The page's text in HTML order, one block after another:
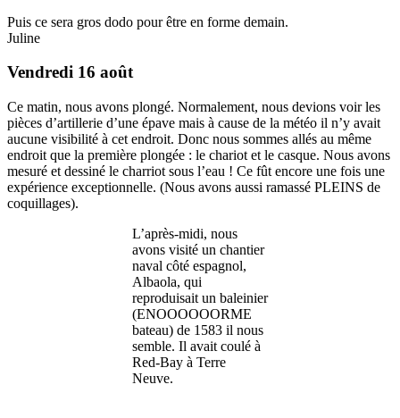
Puis ce sera gros dodo pour être en forme demain.
Juline
Vendredi 16 août
Ce matin, nous avons plongé. Normalement, nous devions voir les
pièces d’artillerie d’une épave mais à cause de la météo il n’y avait
aucune visibilité à cet endroit. Donc nous sommes allés au même
endroit que la première plongée : le chariot et le casque. Nous avons
mesuré et dessiné le charriot sous l’eau ! Ce fût encore une fois une
expérience exceptionnelle. (Nous avons aussi ramassé PLEINS de
coquillages).
L’après-midi, nous
avons visité un chantier
naval côté espagnol,
Albaola, qui
reproduisait un baleinier
(ENOOOOOORME
bateau) de 1583 il nous
semble. Il avait coulé à
Red-Bay à Terre
Neuve.